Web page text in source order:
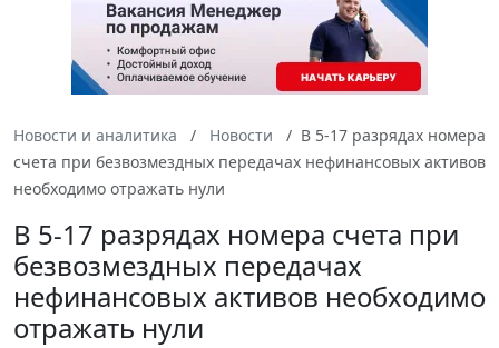
Новости и аналитика Новости
В 5-17 разрядах номера
счета при безвозмездных передачах нефинансовых активов
необходимо отражать нули
В 5-17 разрядах номера счета при
безвозмездных передачах
нефинансовых активов необходимо
отражать нули